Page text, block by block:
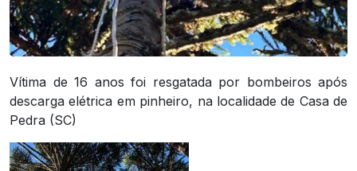
Vítima de 16 anos foi resgatada por bombeiros após
descarga elétrica em pinheiro, na localidade de Casa de
Pedra (SC)